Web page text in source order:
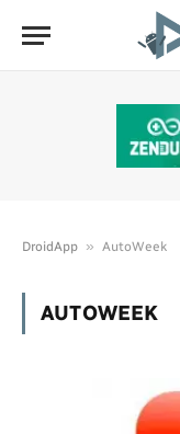
DroidApp » AutoWeek
AUTOWEEK